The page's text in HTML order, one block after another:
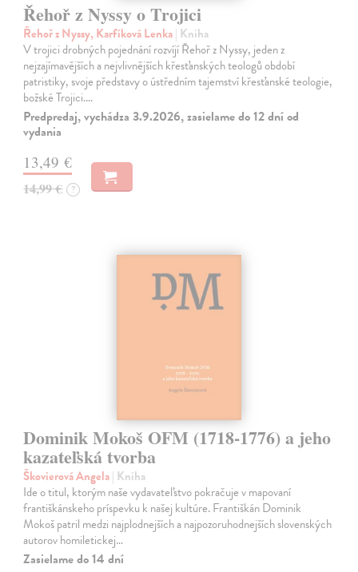
Řehoř z Nyssy o Trojici
Řehoř z Nyssy, Karfíková Lenka| Kniha
V trojici drobných pojednání rozvíjí Řehoř z Nyssy, jeden z
nejzajímavějších a nejvlivnějších křesťanských teologů období
patristiky, svoje představy o ústředním tajemství křesťanské teologie,
božské Trojici.…
Predpredaj, vychádza 3.9.2026, zasielame do 12 dní od
vydania
13,49 €
14,99 € ?
Dominik Mokoš OFM (1718-1776) a jeho
kazateľská tvorba
Škovierová Angela| Kniha
Ide o titul, ktorým naše vydavateľstvo pokračuje v mapovaní
františkánskeho príspevku k našej kultúre. Františkán Dominik
Mokoš patril medzi najplodnejších a najpozoruhodnejších slovenských
autorov homiletickej…
Zasielame do 14 dní